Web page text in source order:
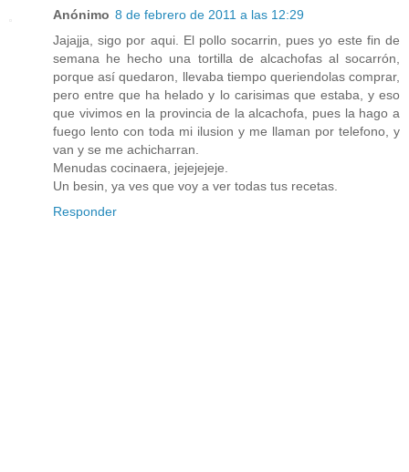
Anónimo 8 de febrero de 2011 a las 12:29
Jajajja, sigo por aqui. El pollo socarrin, pues yo este fin de
semana he hecho una tortilla de alcachofas al socarrón,
porque así quedaron, llevaba tiempo queriendolas comprar,
pero entre que ha helado y lo carisimas que estaba, y eso
que vivimos en la provincia de la alcachofa, pues la hago a
fuego lento con toda mi ilusion y me llaman por telefono, y
van y se me achicharran.
Menudas cocinaera, jejejejeje.
Un besin, ya ves que voy a ver todas tus recetas.
Responder